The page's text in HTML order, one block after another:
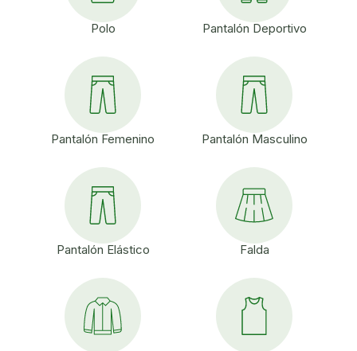
Polo Pantalón Deportivo
Pantalón Femenino Pantalón Masculino
Pantalón Elástico Falda